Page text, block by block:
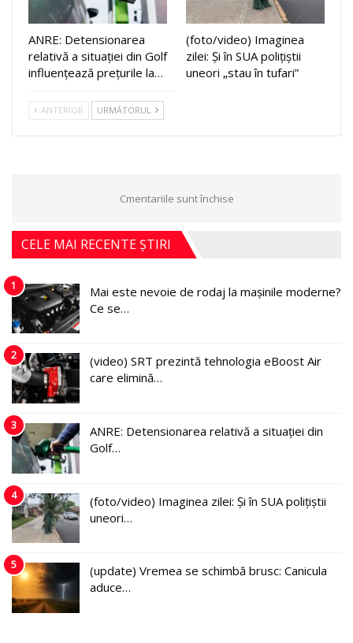
ANRE: Detensionarea
relativă a situației din Golf
influențează prețurile la…
(foto/video) Imaginea
zilei: Și în SUA polițiștii
uneori „stau în tufari”
ANTERIOR URMĂTORUL
Cmentariile sunt închise
CELE MAI RECENTE ȘTIRI
1
Mai este nevoie de rodaj la mașinile moderne?
Ce se…
2
(video) SRT prezintă tehnologia eBoost Air
care elimină…
3
ANRE: Detensionarea relativă a situației din
Golf…
4
(foto/video) Imaginea zilei: Și în SUA polițiștii
uneori…
5
(update) Vremea se schimbă brusc: Canicula
aduce…